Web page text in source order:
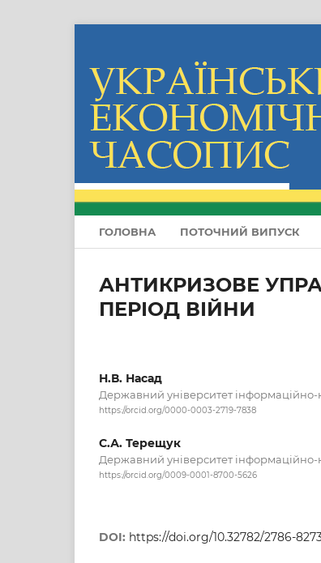
ГОЛОВНА ПОТОЧНИЙ ВИПУСК
АНТИКРИЗОВЕ
ПЕРІОД ВІЙНИ
Н.В. Насад
Державний університет інформаційно-
https://orcid.org/0000-0003-2719-7838
С.А. Терещук
Державний університет інформаційно-
https://orcid.org/0009-0001-8700-5626
DOI: https://doi.org/10.32782/2786-